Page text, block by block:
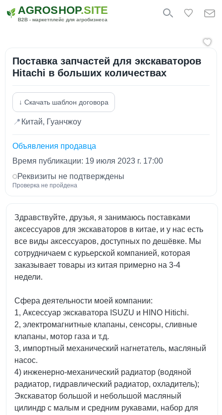
AGROSHOP.SITE
B2B - маркетплейс для агробизнеса
Поставка запчастей для экскаваторов
Hitachi в больших количествах
↓ Скачать шаблон договора
📍 Китай, Гуанчжоу
Объявления продавца
Время публикации: 19 июля 2023 г. 17:00
Реквизиты не подтверждены
Проверка не пройдена
Здравствуйте, друзья, я занимаюсь поставками
аксессуаров для экскаваторов в китае, и у нас есть
все виды аксессуаров, доступных по дешёвке. Мы
сотрудничаем с курьерской компанией, которая
заказывает товары из китая примерно на 3-4
недели.
Сфера деятельности моей компании:
1, Аксессуар экскаватора ISUZU и HINO Hitichi.
2, электромагнитные клапаны, сенсоры, сливные
клапаны, мотор газа и т.д.
3, импортный механический нагнетатель, масляный
насос.
4) инженерно-механический радиатор (водяной
радиатор, гидравлический радиатор, охладитель);
Экскаватор большой и небольшой масляный
цилиндр с малым и средним рукавами, набор для